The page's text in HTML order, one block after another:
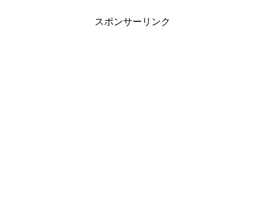
スポンサーリンク